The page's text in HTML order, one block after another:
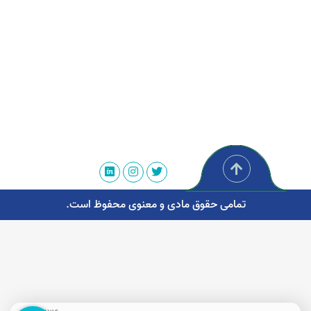
تمامی حقوق مادی و معنوی محفوظ است.